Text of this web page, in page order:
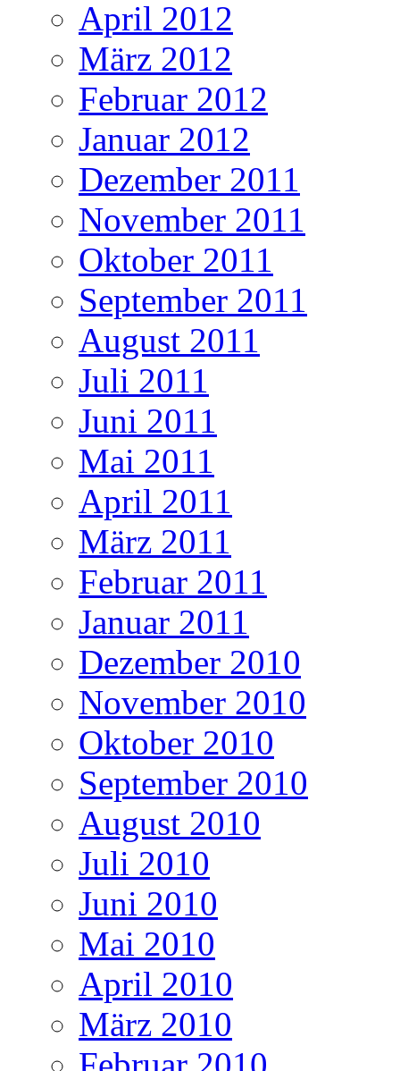
April 2012
März 2012
Februar 2012
Januar 2012
Dezember 2011
November 2011
Oktober 2011
September 2011
August 2011
Juli 2011
Juni 2011
Mai 2011
April 2011
März 2011
Februar 2011
Januar 2011
Dezember 2010
November 2010
Oktober 2010
September 2010
August 2010
Juli 2010
Juni 2010
Mai 2010
April 2010
März 2010